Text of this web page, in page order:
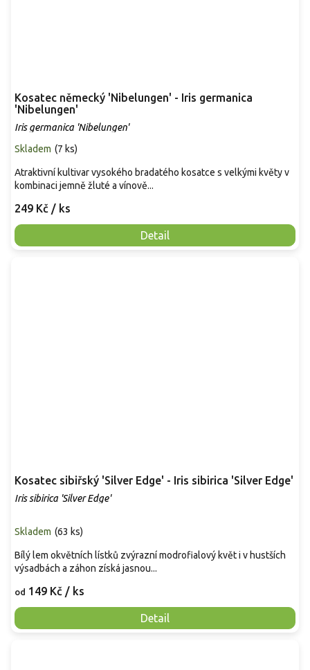
Kosatec německý 'Nibelungen' - Iris germanica
'Nibelungen'
Iris germanica 'Nibelungen'
Skladem (7 ks)
249 Kč / ks
Detail
Atraktivní kultivar vysokého bradatého kosatce s velkými květy v
kombinaci jemně žluté a vínově...
Kosatec sibiřský 'Silver Edge' - Iris sibirica 'Silver Edge'
Iris sibirica 'Silver Edge'
Skladem (63 ks)
od 149 Kč / ks
Detail
Bílý lem okvětních lístků zvýrazní modrofialový květ i v hustších
výsadbách a záhon získá jasnou...